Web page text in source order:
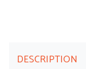
DESCRIPTION